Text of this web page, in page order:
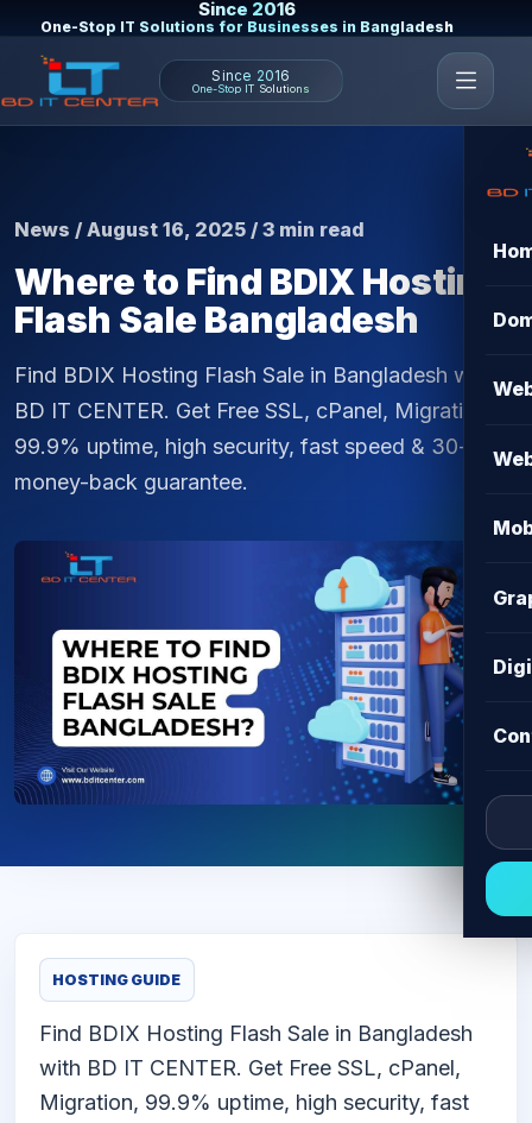
Since 2016
One-Stop IT Solutions for Businesses in Bangladesh
Since 2016
One-Stop IT Solutions
News / August 16, 2025 / 3 min read
Where to Find BDIX Hosting
Flash Sale Bangladesh
Find BDIX Hosting Flash Sale in Bangladesh with
BD IT CENTER. Get Free SSL, cPanel, Migration,
99.9% uptime, high security, fast speed & 30-day
money-back guarantee.
HOSTING GUIDE
Find BDIX Hosting Flash Sale in Bangladesh
with BD IT CENTER. Get Free SSL, cPanel,
Migration, 99.9% uptime, high security, fast